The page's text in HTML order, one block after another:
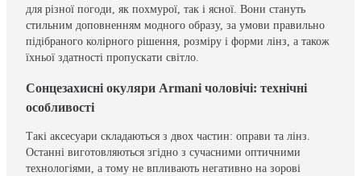
для різної погоди, як похмурої, так і ясної. Вони стануть
стильним доповненням модного образу, за умови правильно
підібраного колірного рішення, розміру і форми лінз, а також
їхньої здатності пропускати світло.
Сонцезахисні окуляри Armani чоловічі: технічні
особливості
Такі аксесуари складаються з двох частин: оправи та лінз.
Останні виготовляються згідно з сучасними оптичними
технологіями, а тому не впливають негативно на зорові